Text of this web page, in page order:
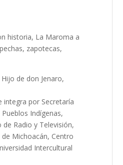
historia, La Maroma a
zapotecas,
de don Jenaro,
integra por Secretaría
Indígenas,
Radio y Televisión,
Michoacán, Centro
Intercultural